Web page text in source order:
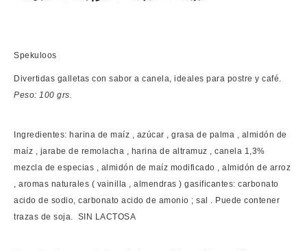
Spekuloos
Divertidas galletas con sabor a canela, ideales para postre y café.
Peso: 100 grs.
Ingredientes: harina de maíz , azúcar , grasa de palma , almidón de
maíz , jarabe de remolacha , harina de altramuz , canela 1,3%
mezcla de especias , almidón de maíz modificado , almidón de arroz
, aromas naturales ( vainilla , almendras ) gasificantes: carbonato
acido de sodio, carbonato acido de amonio ; sal . Puede contener
trazas de soja. SIN LACTOSA